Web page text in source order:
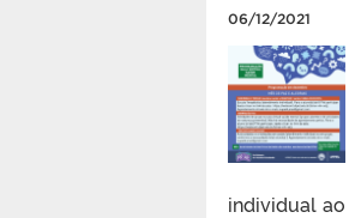
06/12/2021
individual